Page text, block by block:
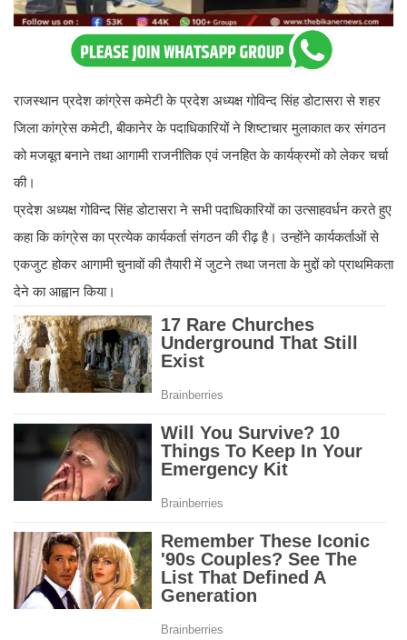
राजस्थान प्रदेश कांग्रेस कमेटी के प्रदेश अध्यक्ष गोविन्द सिंह डोटासरा से शहर
जिला कांग्रेस कमेटी, बीकानेर के पदाधिकारियों ने शिष्टाचार मुलाकात कर संगठन
को मजबूत बनाने तथा आगामी राजनीतिक एवं जनहित के कार्यक्रमों को लेकर चर्चा
की।
प्रदेश अध्यक्ष गोविन्द सिंह डोटासरा ने सभी पदाधिकारियों का उत्साहवर्धन करते हुए
कहा कि कांग्रेस का प्रत्येक कार्यकर्ता संगठन की रीढ़ है। उन्होंने कार्यकर्ताओं से
एकजुट होकर आगामी चुनावों की तैयारी में जुटने तथा जनता के मुद्दों को प्राथमिकता
देने का आह्वान किया।